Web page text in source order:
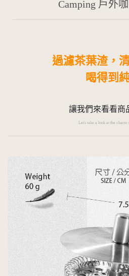
Camping 戶外
過濾茶葉渣，
喝得到
讓我們來看看商
Let's take a look at the charm